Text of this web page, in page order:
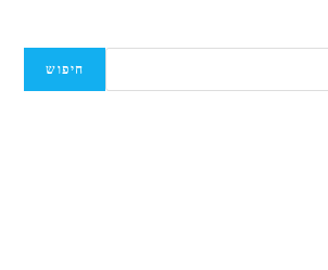
חיפוש